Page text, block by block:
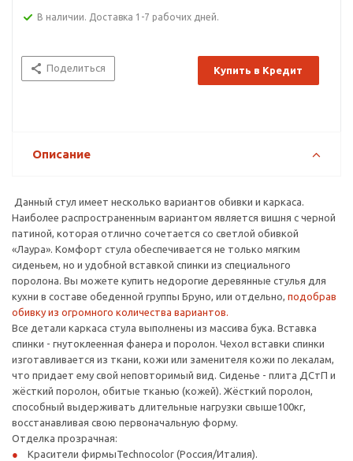
В наличии. Доставка 1-7 рабочих дней.
Поделиться Купить в Кредит
Описание
Данный стул имеет несколько вариантов обивки и каркаса.
Наиболее распространенным вариантом является вишня с черной
патиной, которая отлично сочетается со светлой обивкой
«Лаура». Комфорт стула обеспечивается не только мягким
сиденьем, но и удобной вставкой спинки из специального
поролона. Вы можете купить недорогие деревянные стулья для
кухни в составе обеденной группы Бруно, или отдельно, подобрав
обивку из огромного количества вариантов.
Все детали каркаса стула выполнены из массива бука. Вставка
спинки - гнутоклеенная фанера и поролон. Чехол вставки спинки
изготавливается из ткани, кожи или заменителя кожи по лекалам,
что придает ему свой неповторимый вид. Сиденье - плита ДСтП и
жёсткий поролон, обитые тканью (кожей). Жёсткий поролон,
способный выдерживать длительные нагрузки свыше100кг,
восстанавливая свою первоначальную форму.
Отделка прозрачная:
Красители фирмыTechnocolor (Россия/Италия).